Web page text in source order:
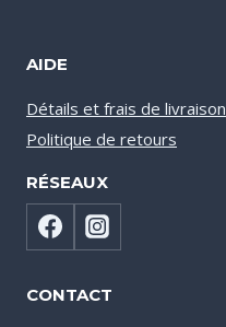
AIDE
Détails et frais de livraison
Politique de retours
RÉSEAUX
CONTACT